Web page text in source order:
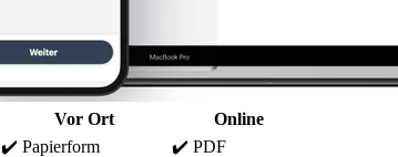
Vor Ort
Online
✔️ Papierform
✔️ PDF